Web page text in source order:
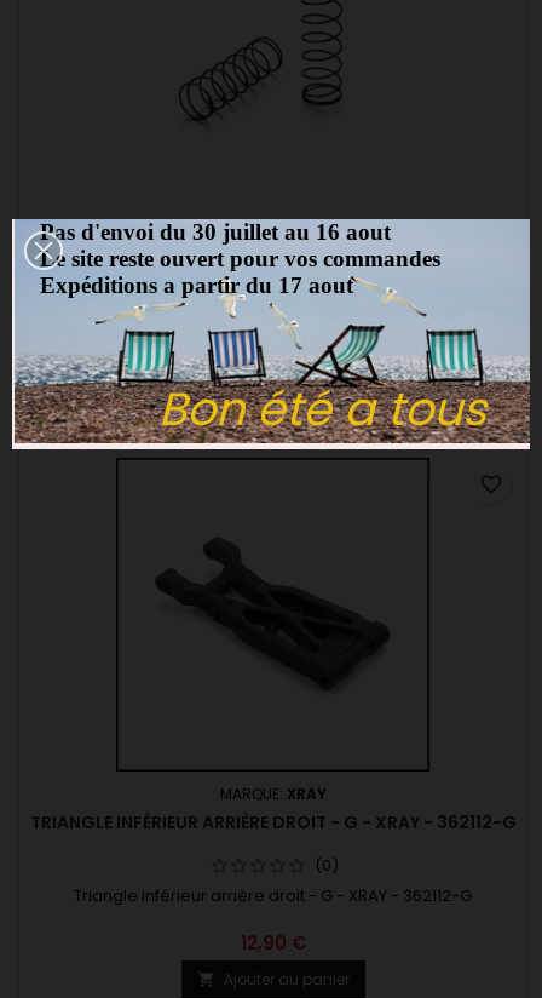
MARQUE:XRAY
RESSORTS D'AMORTISSEURS AR L57MM - 4 DOTS - XRAY
- 368294
(0)
Xray ressorts d'amortisseurs 4 DOTS 368294
11,90 €
 Ajouter au panier
MARQUE: XRAY
TRIANGLE INFÉRIEUR ARRIÈRE DROIT - G - XRAY - 362112-G
(0)
Triangle inférieur arrière droit - G - XRAY - 362112-G
12,90 €
 Ajouter au panier
favorite_border
Bon été a tous
Pas d'envoi du 30 juillet au 16 aout
Le site reste ouvert pour vos commandes
Expéditions a partir du 17 aout